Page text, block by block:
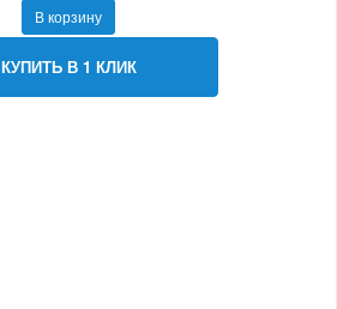
В корзину
КУПИТЬ В 1 КЛИК